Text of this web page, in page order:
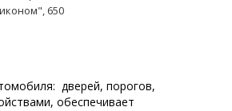
650
дверей, порогов,
обеспечивает